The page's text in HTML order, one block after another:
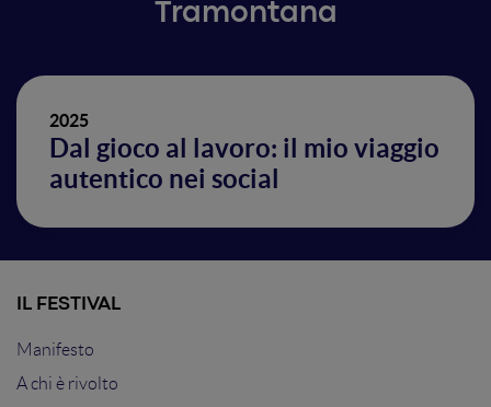
Tramontana
2025
Dal gioco al lavoro: il mio viaggio
autentico nei social
IL FESTIVAL
Manifesto
A chi è rivolto